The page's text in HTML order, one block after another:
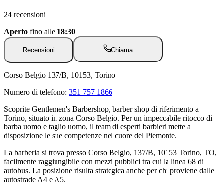
24 recensioni
Aperto fino alle 18:30
Recensioni Chiama
Corso Belgio 137/B, 10153, Torino
Numero di telefono: 351 757 1866
Scoprite Gentlemen's Barbershop, barber shop di riferimento a
Torino, situato in zona Corso Belgio. Per un impeccabile ritocco di
barba uomo e taglio uomo, il team di esperti barbieri mette a
disposizione le sue competenze nel cuore del Piemonte.
La barberia si trova presso Corso Belgio, 137/B, 10153 Torino, TO,
facilmente raggiungibile con mezzi pubblici tra cui la linea 68 di
autobus. La posizione risulta strategica anche per chi proviene dalle
autostrade A4 e A5.